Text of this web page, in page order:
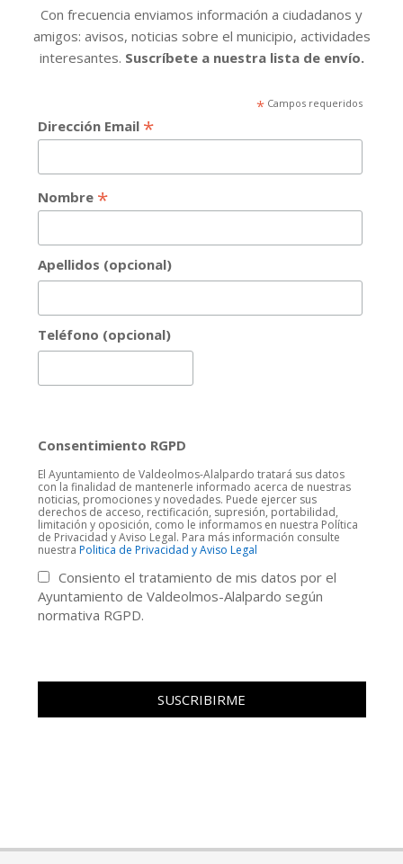
Con frecuencia enviamos información a ciudadanos y
amigos: avisos, noticias sobre el municipio, actividades
interesantes. Suscríbete a nuestra lista de envío.
*Campos requeridos
Dirección Email *
Nombre *
Apellidos (opcional)
Teléfono (opcional)
Consentimiento RGPD
El Ayuntamiento de Valdeolmos-Alalpardo tratará sus datos
con la finalidad de mantenerle informado acerca de nuestras
noticias, promociones y novedades. Puede ejercer sus
derechos de acceso, rectificación, supresión, portabilidad,
limitación y oposición, como le informamos en nuestra Política
de Privacidad y Aviso Legal. Para más información consulte
nuestra Politica de Privacidad y Aviso Legal
Consiento el tratamiento de mis datos por el
Ayuntamiento de Valdeolmos-Alalpardo según
normativa RGPD.